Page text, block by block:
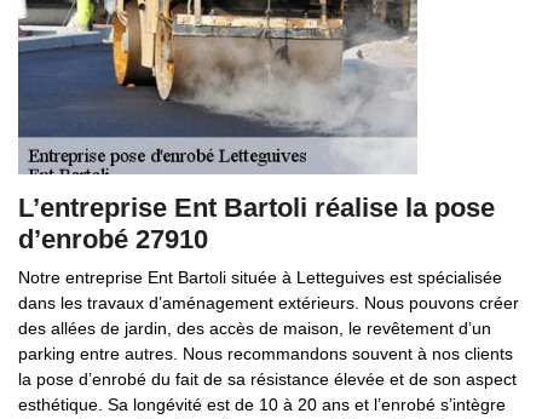
L’entreprise Ent Bartoli réalise la pose
d’enrobé 27910
Notre entreprise Ent Bartoli située à Letteguives est spécialisée
dans les travaux d’aménagement extérieurs. Nous pouvons créer
des allées de jardin, des accès de maison, le revêtement d’un
parking entre autres. Nous recommandons souvent à nos clients
la pose d’enrobé du fait de sa résistance élevée et de son aspect
esthétique. Sa longévité est de 10 à 20 ans et l’enrobé s’intègre